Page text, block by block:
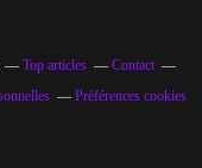
Top articles
Contact
Préférences cookies